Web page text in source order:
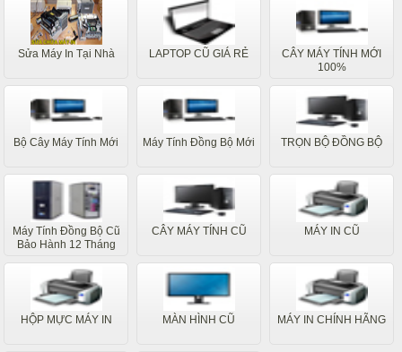
Sửa Máy In Tại Nhà LAPTOP CŨ GIÁ RẺ
CÂY MÁY TÍNH MỚI
100%
Bộ Cây Máy Tính Mới Máy Tính Đồng Bộ Mới TRỌN BỘ ĐỒNG BỘ
Máy Tính Đồng Bộ Cũ
Bảo Hành 12 Tháng
CÂY MÁY TÍNH CŨ MÁY IN CŨ
HỘP MỰC MÁY IN MÀN HÌNH CŨ MÁY IN CHÍNH HÃNG